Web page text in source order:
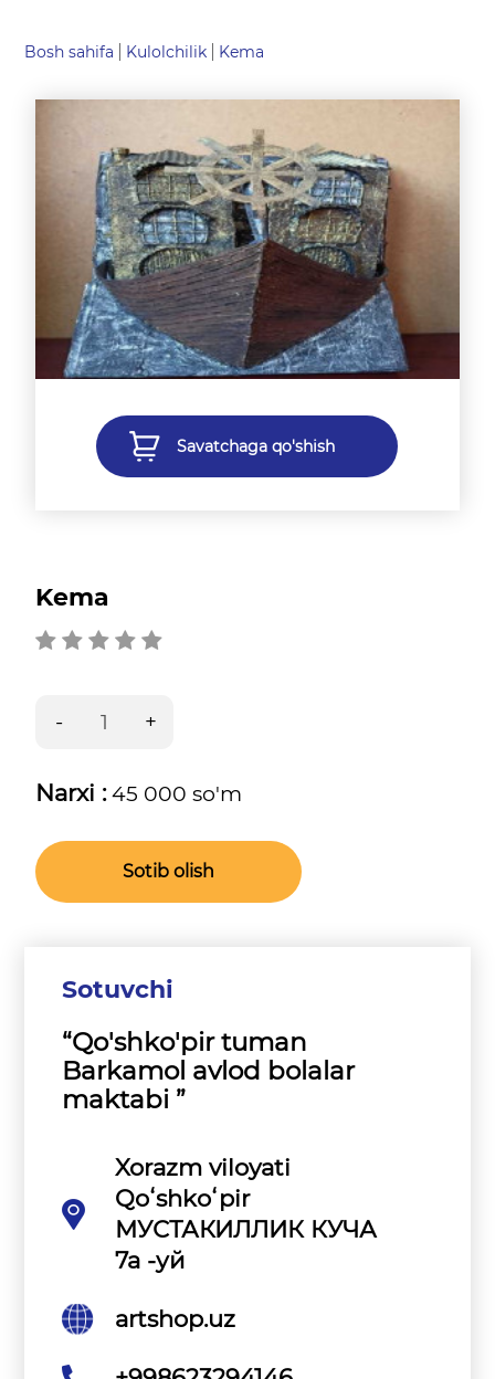
Bosh sahifa Kulolchilik Kema
Savatchaga qo'shish
Kema
Narxi :45 000 so'm
Sotib olish
Sotuvchi
“Qo'shko'pir tuman
Barkamol avlod bolalar
maktabi ”
Xorazm viloyati
Qoʻshkoʻpir
МУСТАКИЛЛИК КУЧА
7а -уй
artshop.uz